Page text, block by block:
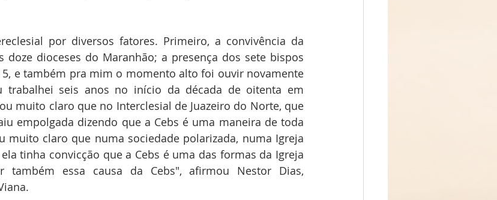
por diversos fatores. Primeiro, a convivência da
doze dioceses do Maranhão; a presença dos sete bispos
e também pra mim o momento alto foi ouvir novamente
trabalhei seis anos no início da década de oitenta em
muito claro que no Interclesial de Juazeiro do Norte, que
empolgada dizendo que a Cebs é uma maneira de toda
muito claro que numa sociedade polarizada, numa Igreja
tinha convicção que a Cebs é uma das formas da Igreja
também essa causa da Cebs", afirmou Nestor Dias,